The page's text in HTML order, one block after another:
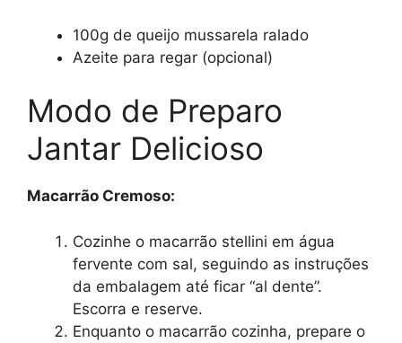
100g de queijo mussarela ralado
Azeite para regar (opcional)
Modo de Preparo
Jantar Delicioso
Macarrão Cremoso:
Cozinhe o macarrão stellini em água
fervente com sal, seguindo as instruções
da embalagem até ficar “al dente”.
Escorra e reserve.
Enquanto o macarrão cozinha, prepare o